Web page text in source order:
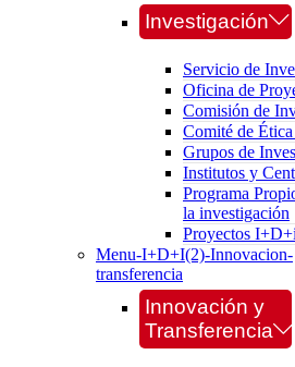
Investigación
Servicio de
Oficina de
Comisión de
Comité de
Grupos de
Institutos y
Programa
la investigación
Proyectos I+D+i
Menu-I+D+I(2)-Innovacion-
transferencia
Innovación y
Transferencia